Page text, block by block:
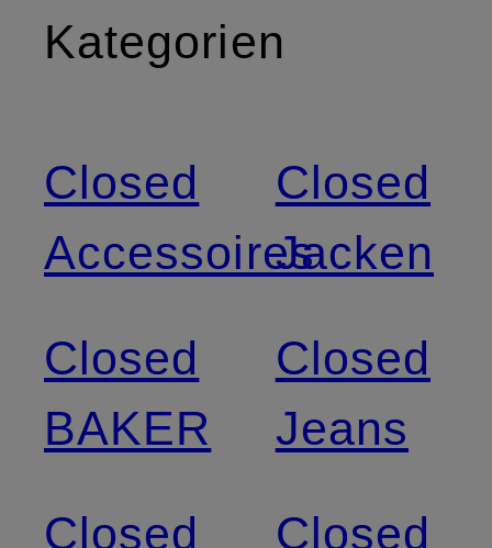
Kategorien
Closed
Accessoires
Closed
BAKER
Closed
Closed
Jacken
Closed
Jeans
Closed